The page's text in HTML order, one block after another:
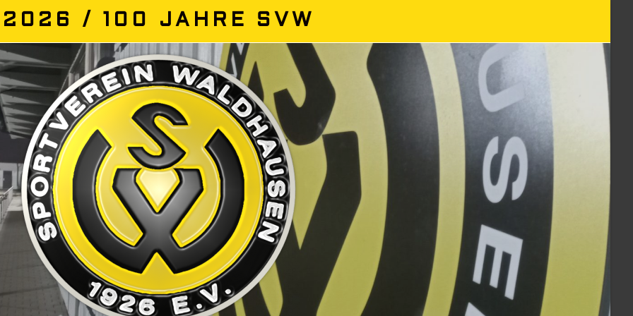
2026 / 100 JAHRE SVW